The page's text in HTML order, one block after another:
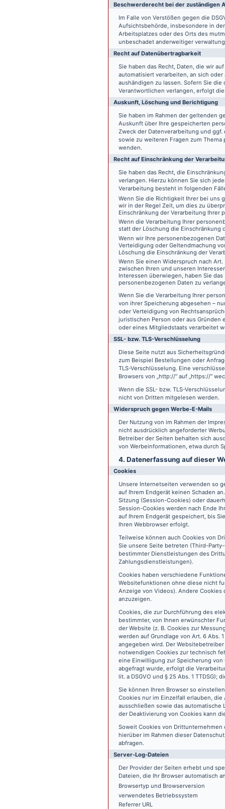
Beschwerde­recht bei der zuständigen
Im Falle von Verstößen gegen die
Aufsichtsbehörde, insbesondere in
Arbeitsplatzes oder des Orts des
unbeschadet anderweitiger
Recht auf Daten­übertrag­barkeit
Sie haben das Recht, Daten, die wir
automatisiert verarbeiten, an sich
aushändigen zu lassen. Sofern Sie
Verantwortlichen verlangen, erfolgt
Auskunft, Löschung und Berichtigung
Sie haben im Rahmen der geltenden
Auskunft über Ihre gespeicherten
Zweck der Datenverarbeitung und
sowie zu weiteren Fragen zum
wenden.
Recht auf Einschränkung der
Sie haben das Recht, die
verlangen. Hierzu können Sie sich
Verarbeitung besteht in folgenden
Wenn Sie die Richtigkeit Ihrer bei
wir in der Regel Zeit, um dies zu
Einschränkung der Verarbeitung Ihrer
Wenn die Verarbeitung Ihrer
statt der Löschung die Einschränkung
Wenn wir Ihre personenbezogenen
Verteidigung oder Geltendmachung
Löschung die Einschränkung der
Wenn Sie einen Widerspruch nach
zwischen Ihren und unseren
Interessen überwiegen, haben Sie
personenbezogenen Daten zu
Wenn Sie die Verarbeitung Ihrer
von ihrer Speicherung abgesehen –
oder Verteidigung von
juristischen Person oder aus
oder eines Mitgliedstaats verarbeitet
SSL- bzw. TLS-Verschlüsselung
Diese Seite nutzt aus
zum Beispiel Bestellungen oder
TLS-Verschlüsselung. Eine
Browsers von „http://“ auf „https://“
Wenn die SSL- bzw. TLS-
nicht von Dritten mitgelesen werden.
Widerspruch gegen Werbe-E-Mails
Der Nutzung von im Rahmen der
nicht ausdrücklich angeforderter
Betreiber der Seiten behalten sich
von Werbeinformationen, etwa durch
4. Datenerfassung auf dieser
Cookies
Unsere Internetseiten verwenden so
auf Ihrem Endgerät keinen Schaden
Sitzung (Session-Cookies) oder
Session-Cookies werden nach Ende
auf Ihrem Endgerät gespeichert, bis
Ihren Webbrowser erfolgt.
Teilweise können auch Cookies von
Sie unsere Seite betreten (Third-
bestimmter Dienstleistungen des
Zahlungsdienstleistungen).
Cookies haben verschiedene
Websitefunktionen ohne diese nicht
Anzeige von Videos). Andere
anzuzeigen.
Cookies, die zur Durchführung des
bestimmter, von Ihnen erwünschter
der Website (z. B. Cookies zur
werden auf Grundlage von Art. 6 Abs.
angegeben wird. Der
notwendigen Cookies zur technisch
eine Einwilligung zur Speicherung
abgefragt wurde, erfolgt die
lit. a DSGVO und § 25 Abs. 1
Sie können Ihren Browser so
Cookies nur im Einzelfall erlauben,
ausschließen sowie das automatische
der Deaktivierung von Cookies kann
Soweit Cookies von
hierüber im Rahmen dieser
abfragen.
Server-Log-Dateien
Der Provider der Seiten erhebt und
Dateien, die Ihr Browser automatisch
Browsertyp und Browserversion
verwendetes Betriebssystem
Referrer URL